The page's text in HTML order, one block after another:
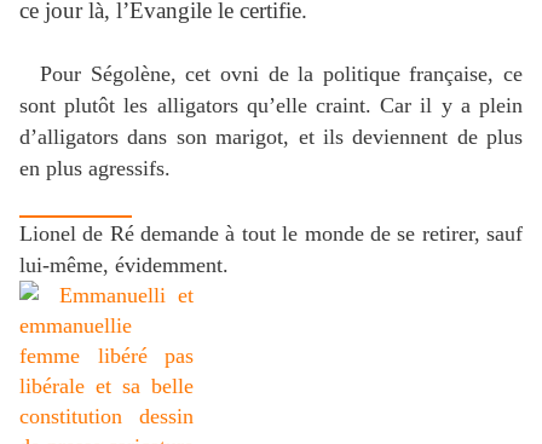
ce jour là, l’Evangile le certifie.
Pour Ségolène, cet ovni de la politique française, ce
sont plutôt les alligators qu’elle craint. Car il y a plein
d’alligators dans son marigot, et ils deviennent de plus
en plus agressifs.
Lionel de Ré demande à tout le monde de se retirer, sauf
lui-même, évidemment.